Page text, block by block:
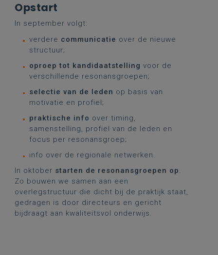
Opstart
In september volgt:
verdere communicatie over de nieuwe
structuur;
oproep tot kandidaatstelling voor de
verschillende resonansgroepen;
selectie van de leden op basis van
motivatie en profiel;
praktische info over timing,
samenstelling, profiel van de leden en
focus per resonansgroep;
info over de regionale netwerken.
In oktober starten de resonansgroepen op.
Zo bouwen we samen aan een
overlegstructuur die dicht bij de praktijk staat,
gedragen is door directeurs en gericht
bijdraagt aan kwaliteitsvol onderwijs.